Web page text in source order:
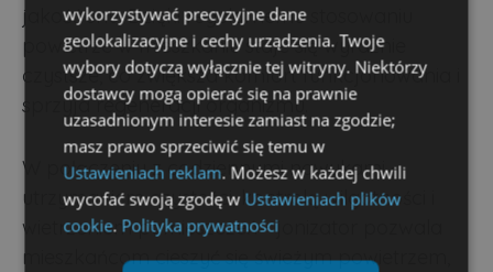
jakość snu. Dzięki regularnemu stosowaniu
powietrze w mieszkaniu staje się wyraźnie
czystsze, co zwiększa komfort funkcjonowania i
sprzyja regeneracji organizmu.
W połączeniu z codziennymi nawykami -
utrzymaniem czystości, kontrolą wilgotności i
wietrzeniem pomieszczeń - jonizator pozwala
mieszkańcom cieszyć się świeżym powietrzem,
wykorzystywać precyzyjne dane
geolokalizacyjne i cechy urządzenia. Twoje
wybory dotyczą wyłącznie tej witryny. Niektórzy
dostawcy mogą opierać się na prawnie
uzasadnionym interesie zamiast na zgodzie;
masz prawo sprzeciwić się temu w
Ustawieniach reklam. Możesz w każdej chwili
wycofać swoją zgodę w Ustawieniach plików
cookie. Polityka prywatności